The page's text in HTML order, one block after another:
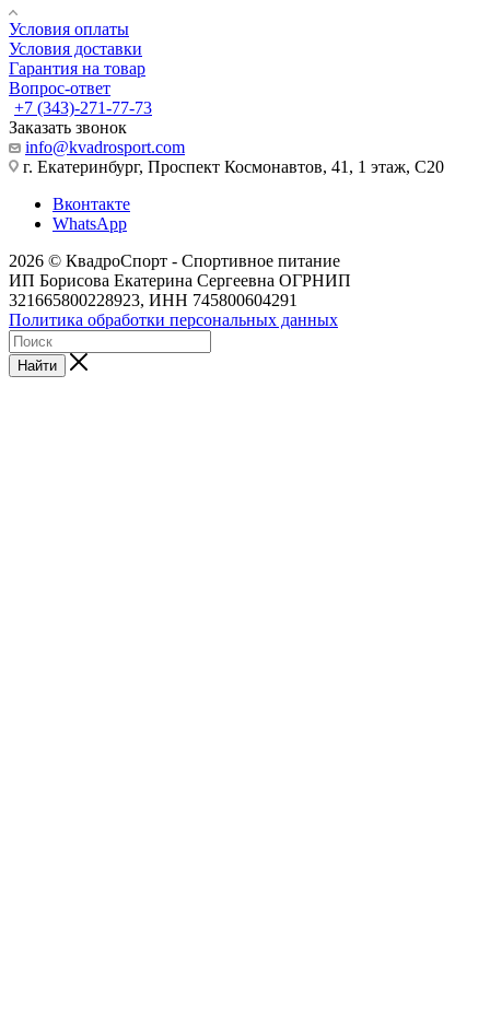
Условия оплаты
Условия доставки
Гарантия на товар
Вопрос-ответ
+7 (343)-271-77-73
Заказать звонок
info@kvadrosport.com
г. Екатеринбург, Проспект Космонавтов, 41, 1 этаж, С20
Вконтакте
WhatsApp
2026 © КвадроСпорт - Спортивное питание
ИП Борисова Екатерина Сергеевна ОГРНИП
321665800228923, ИНН 745800604291
Политика обработки персональных данных
Найти